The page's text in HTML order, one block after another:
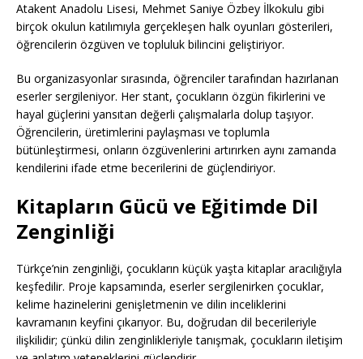
Atakent Anadolu Lisesi, Mehmet Saniye Özbey İlkokulu gibi
birçok okulun katılımıyla gerçekleşen halk oyunları gösterileri,
öğrencilerin özgüven ve topluluk bilincini geliştiriyor.
Bu organizasyonlar sırasında, öğrenciler tarafından hazırlanan
eserler sergileniyor. Her stant, çocukların özgün fikirlerini ve
hayal güçlerini yansıtan değerli çalışmalarla dolup taşıyor.
Öğrencilerin, üretimlerini paylaşması ve toplumla
bütünleştirmesi, onların özgüvenlerini artırırken aynı zamanda
kendilerini ifade etme becerilerini de güçlendiriyor.
Kitapların Gücü ve Eğitimde Dil
Zenginliği
Türkçe’nin zenginliği, çocukların küçük yaşta kitaplar aracılığıyla
keşfedilir. Proje kapsamında, eserler sergilenirken çocuklar,
kelime hazinelerini genişletmenin ve dilin inceliklerini
kavramanın keyfini çıkarıyor. Bu, doğrudan dil becerileriyle
ilişkilidir; çünkü dilin zenginlikleriyle tanışmak, çocukların iletişim